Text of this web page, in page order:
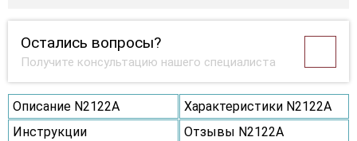
Остались вопросы?
Получите консультацию нашего специалиста
Описание N2122A
Характеристики N2122A
Инструкции
Отзывы N2122A